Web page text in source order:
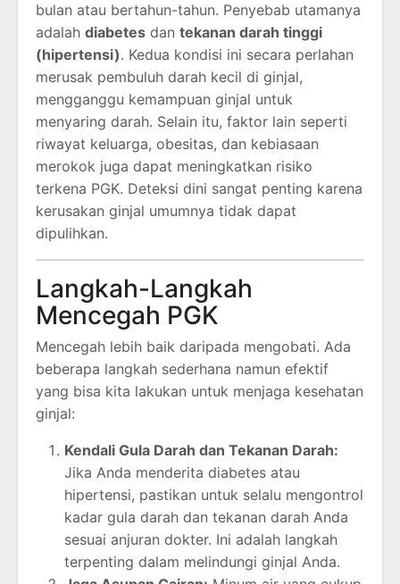
bulan atau bertahun-tahun. Penyebab utamanya
adalah diabetes dan tekanan darah tinggi
(hipertensi). Kedua kondisi ini secara perlahan
merusak pembuluh darah kecil di ginjal,
mengganggu kemampuan ginjal untuk
menyaring darah. Selain itu, faktor lain seperti
riwayat keluarga, obesitas, dan kebiasaan
merokok juga dapat meningkatkan risiko
terkena PGK. Deteksi dini sangat penting karena
kerusakan ginjal umumnya tidak dapat
dipulihkan.
Langkah-Langkah
Mencegah PGK
Mencegah lebih baik daripada mengobati. Ada
beberapa langkah sederhana namun efektif
yang bisa kita lakukan untuk menjaga kesehatan
ginjal:
Kendali Gula Darah dan Tekanan Darah:
Jika Anda menderita diabetes atau
hipertensi, pastikan untuk selalu mengontrol
kadar gula darah dan tekanan darah Anda
sesuai anjuran dokter. Ini adalah langkah
terpenting dalam melindungi ginjal Anda.